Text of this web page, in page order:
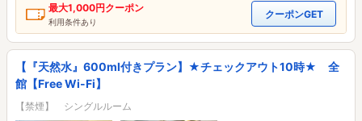
最大1,000円クーポン
利用条件あり
クーポンGET
【『天然水』600ml付きプラン】★チェックアウト10時★ 全
館【Free Wi-Fi】
【禁煙】 シングルルーム